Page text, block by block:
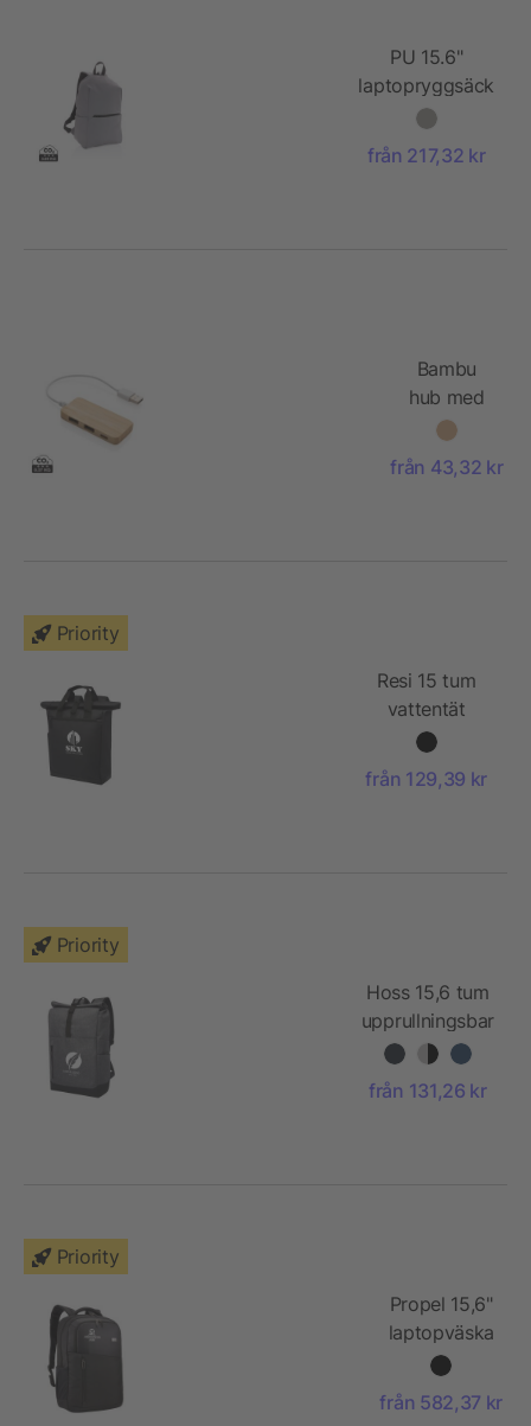
PU 15.6"
laptopryggsäck
från 217,32 kr
Bambu
hub med
Type-C
från 43,32 kr
Priority
Resi 15 tum
vattentät
laptopryggsäck
från 129,39 kr
Priority
Hoss 15,6 tum
upprullningsbar
laptopväska
från 131,26 kr
Priority
Propel 15,6"
laptopväska
från 582,37 kr